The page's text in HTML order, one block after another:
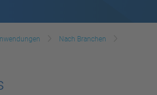
Nach Branchen